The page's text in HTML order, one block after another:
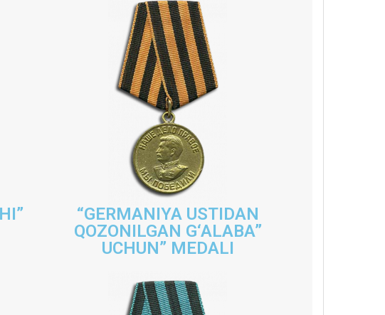
“GERMANIYA USTIDAN
QOZONILGAN G‘ALABA”
UCHUN” MEDALI